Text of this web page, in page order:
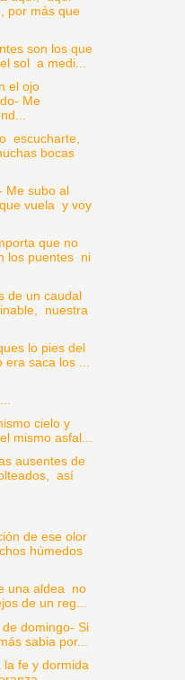
por más que
son los que
sol a medi...
el ojo
Me
escucharte,
bocas
Me subo al
vuela y voy
que no
los puentes ni
de un caudal
nuestra
lo pies del
era saca los ...
cielo y
mismo asfal...
ausentes de
así
de ese olor
húmedos
una aldea no
de un reg...
domingo- Si
sabia por...
la fe y dormida